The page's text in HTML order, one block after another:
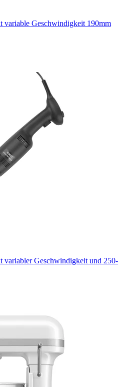
variable Geschwindigkeit 190mm
variabler Geschwindigkeit und 250-